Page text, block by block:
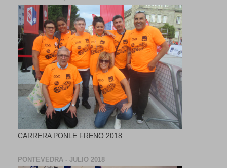
CARRERA PONLE FRENO 2018
PONTEVEDRA - JULIO 2018